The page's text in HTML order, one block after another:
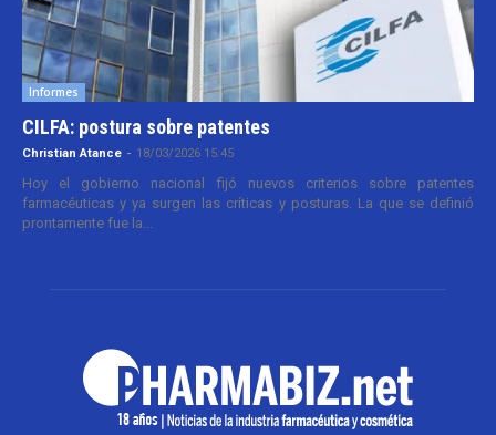
Informes
CILFA: postura sobre patentes
Christian Atance - 18/03/2026 15:45
Hoy el gobierno nacional fijó nuevos criterios sobre patentes
farmacéuticas y ya surgen las críticas y posturas. La que se definió
prontamente fue la...